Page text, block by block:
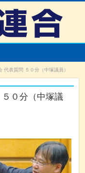
代表質問 ５０分（中塚議員）
０分（中塚議